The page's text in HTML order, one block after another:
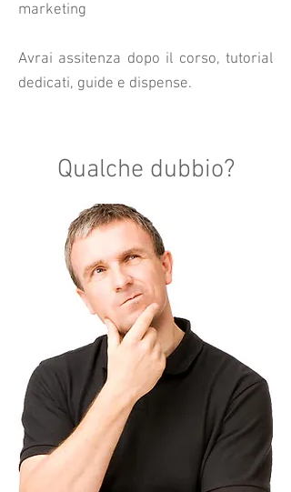
marketing
Avrai assitenza dopo il corso, tutorial
dedicati, guide e dispense.
Qualche dubbio?